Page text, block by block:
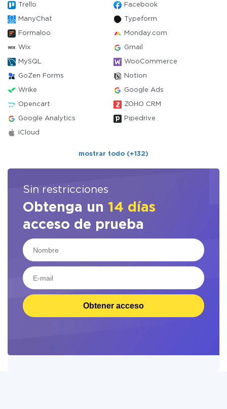
Trello Facebook
ManyChat Typeform
Formaloo Monday.com
Wix Gmail
MySQL WooCommerce
GoZen Forms Notion
Wrike Google Ads
Opencart ZOHO CRM
Google Analytics Pipedrive
iCloud
mostrar todo (+132)
Sin restricciones
Obtenga un 14 días
acceso de prueba
Obtener acceso